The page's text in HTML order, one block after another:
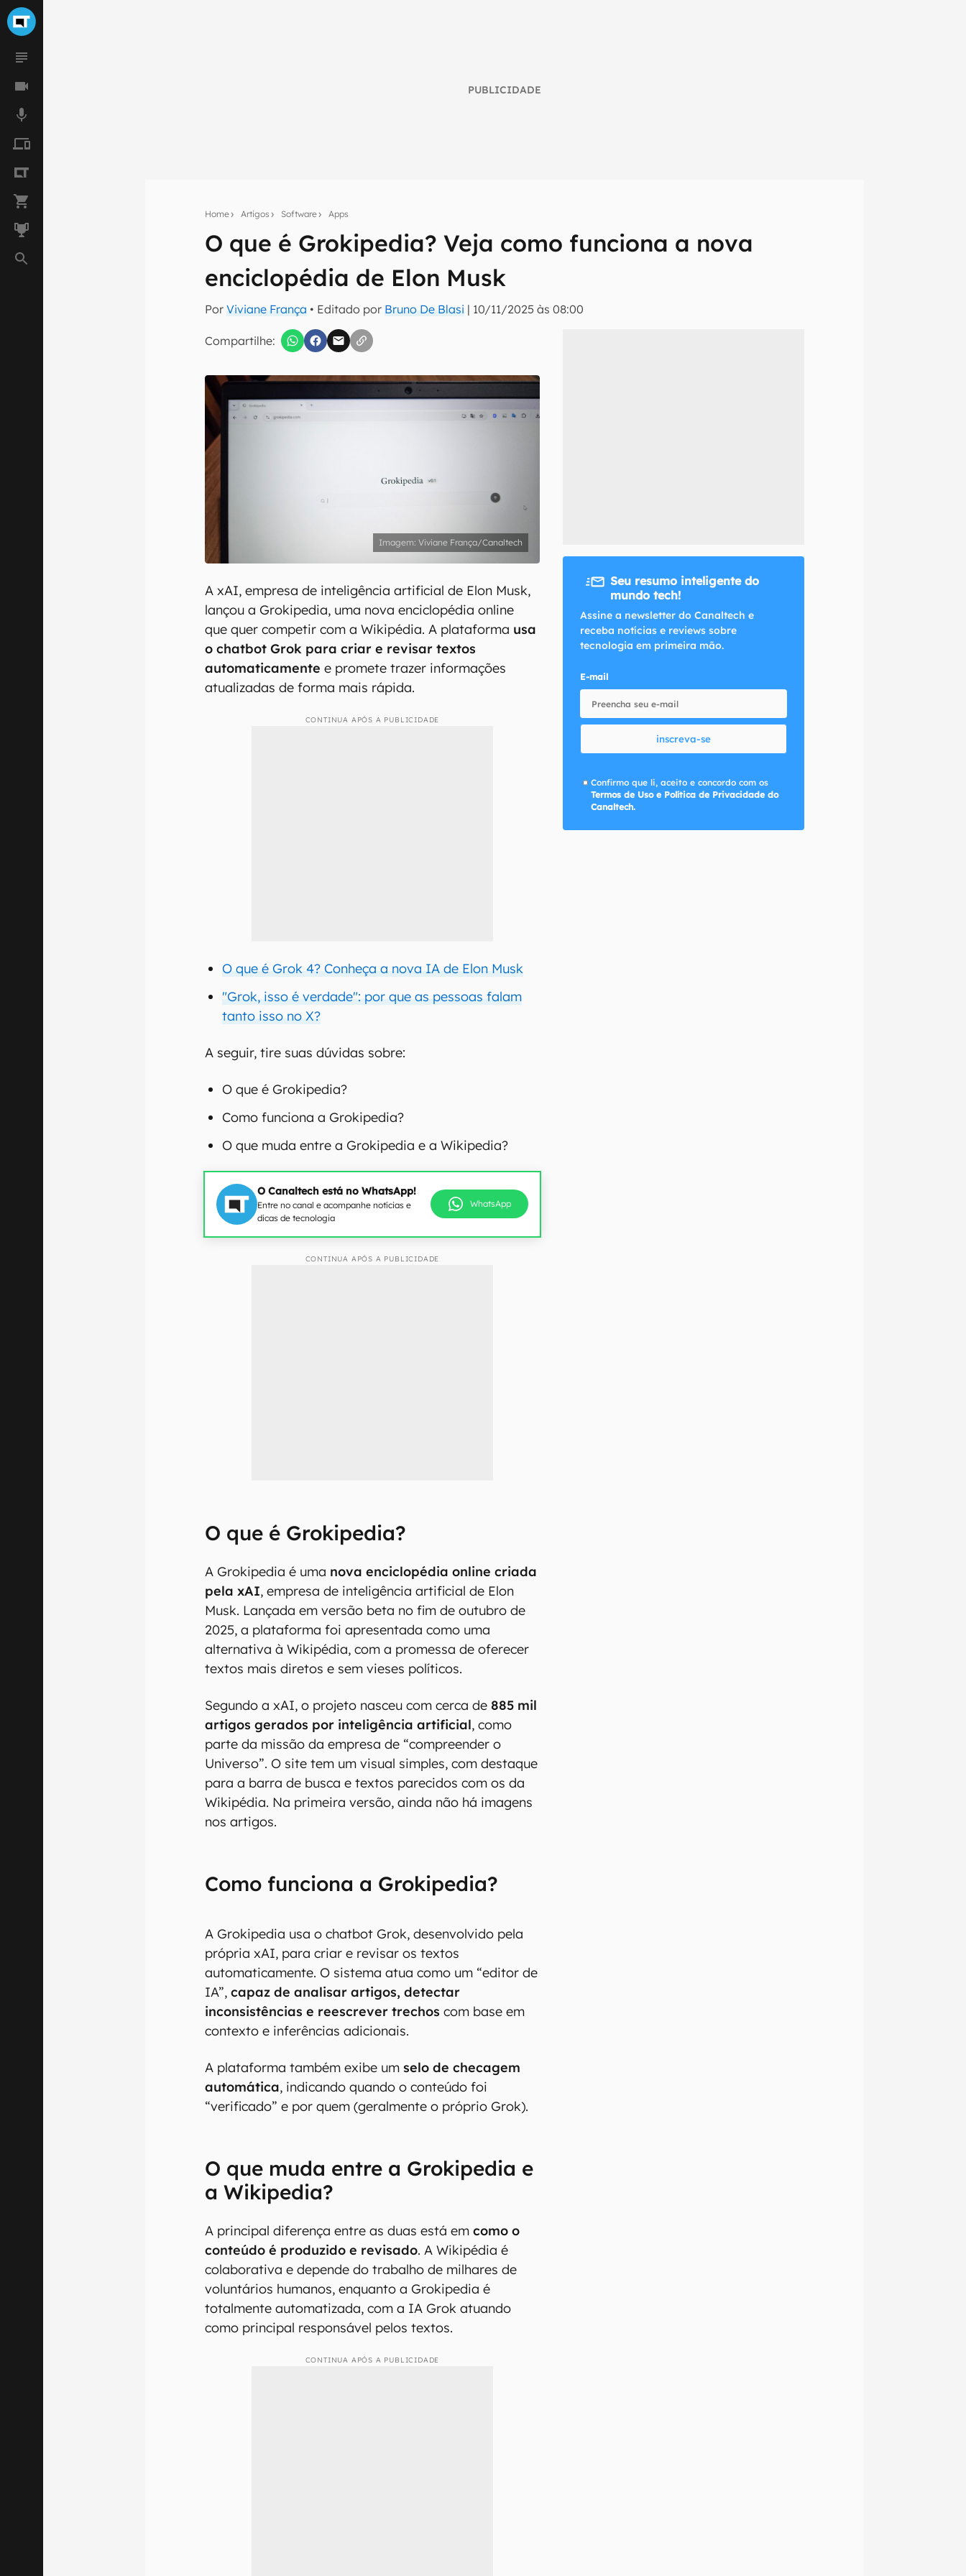
PUBLICIDADE
Home Artigos Software Apps
O que é Grokipedia? Veja como funciona a nova
enciclopédia de Elon Musk
PorViviane França • Editado por Bruno De Blasi | 10/11/2025 às 08:00
Compartilhe:
Seu resumo inteligente do mundo tech!
Assine a newsletter do Canaltech e receba notícias e reviews sobre tecnologia em primeira
Viviane França/Canaltech
A xAI, empresa de inteligência artificial de Elon Musk,
lançou a Grokipedia, uma nova enciclopédia online
que quer competir com a Wikipédia. A plataforma usa
o chatbot Grok para criar e revisar textos
automaticamente e promete trazer informações
atualizadas de forma mais rápida.
CONTINUA APÓS A PUBLICIDADE
O que é Grok 4? Conheça a nova IA de Elon Musk
"Grok, isso é verdade": por que as pessoas falam
tanto isso no X?
A seguir, tire suas dúvidas sobre:
O que é Grokipedia?
Como funciona a Grokipedia?
O que muda entre a Grokipedia e a Wikipedia?
O Canaltech está no WhatsApp!
Entre no canal e acompanhe notícias e
dicas de tecnologia
WhatsApp
CONTINUA APÓS A PUBLICIDADE
O que é Grokipedia?
A Grokipedia é uma nova enciclopédia online criada
pela xAI, empresa de inteligência artificial de Elon
Musk. Lançada em versão beta no fim de outubro de
2025, a plataforma foi apresentada como uma
alternativa à Wikipédia, com a promessa de oferecer
textos mais diretos e sem vieses políticos.
Segundo a xAI, o projeto nasceu com cerca de 885 mil
artigos gerados por inteligência artificial, como
parte da missão da empresa de “compreender o
Universo”. O site tem um visual simples, com destaque
para a barra de busca e textos parecidos com os da
Wikipédia. Na primeira versão, ainda não há imagens
nos artigos.
Como funciona a Grokipedia?
00:00 04:07
automaticamente. O sistema atua como um “editor de
IA”,capaz de analisar artigos, detectar
inconsistências e reescrever trechos
A plataforma também exibe umselo de checagem
automática, indicando quando o conteúdo foi
“verificado” e por quem (geralmente o próprio Grok).
O que muda entre a Grokipedia e
Seu resumo inteligente do
mundo tech!
Assine a newsletter do Canaltech e
receba notícias e reviews sobre
tecnologia em primeira mão.
E-mail
inscreva-se
Confirmo que li, aceito e concordo com os
Termos de Uso e Política de Privacidade do
Canaltech.